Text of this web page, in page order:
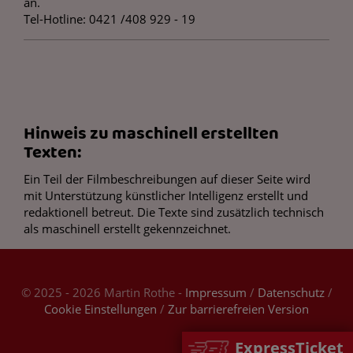
ExpressTicket
Tel-Hotline: 0421 /408 929 - 19
Hinweis zu maschinell erstellten
Texten:
Ein Teil der Filmbeschreibungen auf dieser Seite wird
mit Unterstützung künstlicher Intelligenz erstellt und
redaktionell betreut. Die Texte sind zusätzlich technisch
als maschinell erstellt gekennzeichnet.
© 2025 - 2026 Martin Rothe - Impressum / Datenschutz/
Cookie Einstellungen / Zur barrierefreien Version